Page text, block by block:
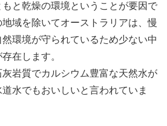
と乾燥の環境ということが要因で
域を除いてオーストラリアは、慢
環境が守られているため少ない中
在します。
岩質でカルシウム豊富な天然水が
水でもおいしいと言われていま